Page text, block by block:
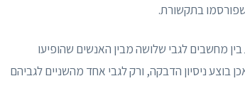
בתקשורת.
מחשבים לגבי שלושה מבין האנשים שהופיעו
ניסיון הדבקה, ורק לגבי אחד מהשניים לגביהם